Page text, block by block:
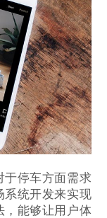
于停车方面需求
系统开发来实现
，能够让用户体